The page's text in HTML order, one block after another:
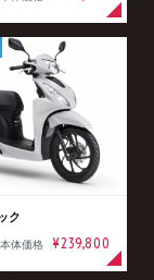
ク
本体価格 ¥239,800